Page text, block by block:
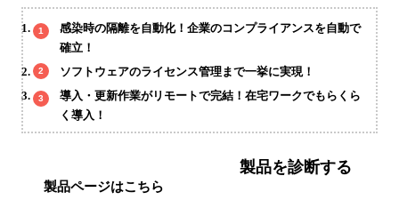
感染時の隔離を自動化！企業のコンプライアンスを自動で
確立！
ソフトウェアのライセンス管理まで一挙に実現！
導入・更新作業がリモートで完結！在宅ワークでもらくら
く導入！
製品ページはこちら
製品を診断する